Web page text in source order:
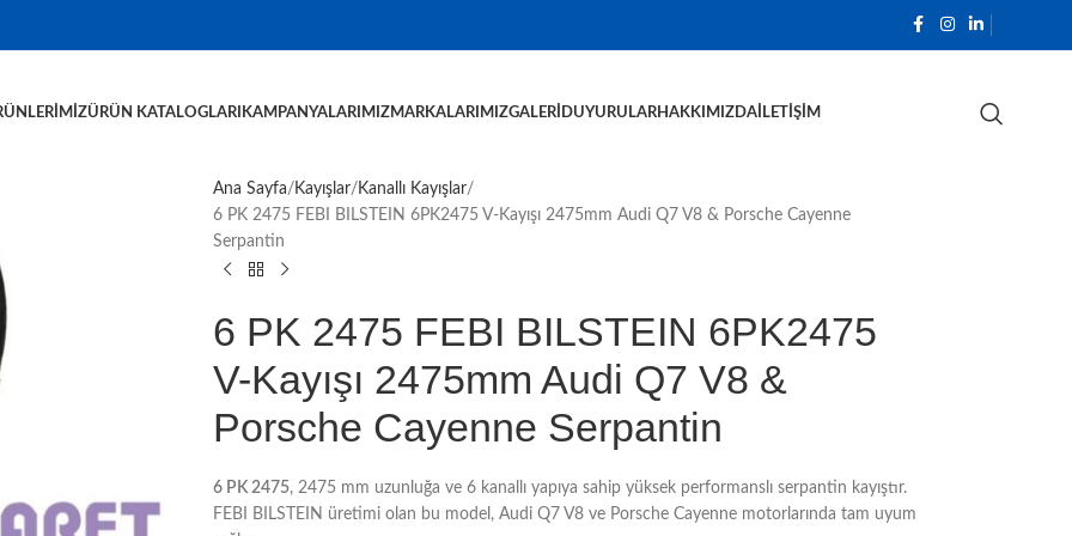
ÜRÜN KATALOGLARI KAMPANYALARIMIZMARKALARIMIZGALERI DUYURULARHAKKIMIZDA İLETIŞIM
Ana Sayfa Kayışlar Kanallı Kayışlar
6 PK 2475 FEBI BILSTEIN 6PK2475 V-Kayışı 2475mm Audi Q7 V8 & Porsche Cayenne
Serpantin
6 PK 2475 FEBI BILSTEIN 6PK2475
V-Kayışı 2475mm Audi Q7 V8 &
Porsche Cayenne Serpantin
6 PK 2475, 2475 mm uzunluğa ve 6 kanallı yapıya sahip yüksek performanslı serpantin kayıştır.
FEBI BILSTEIN üretimi olan bu model, Audi Q7 V8 ve Porsche Cayenne motorlarında tam uyum